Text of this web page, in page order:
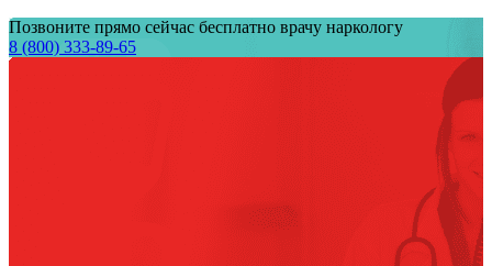
Позвоните прямо сейчас бесплатно врачу наркологу
8 (800) 333-89-65